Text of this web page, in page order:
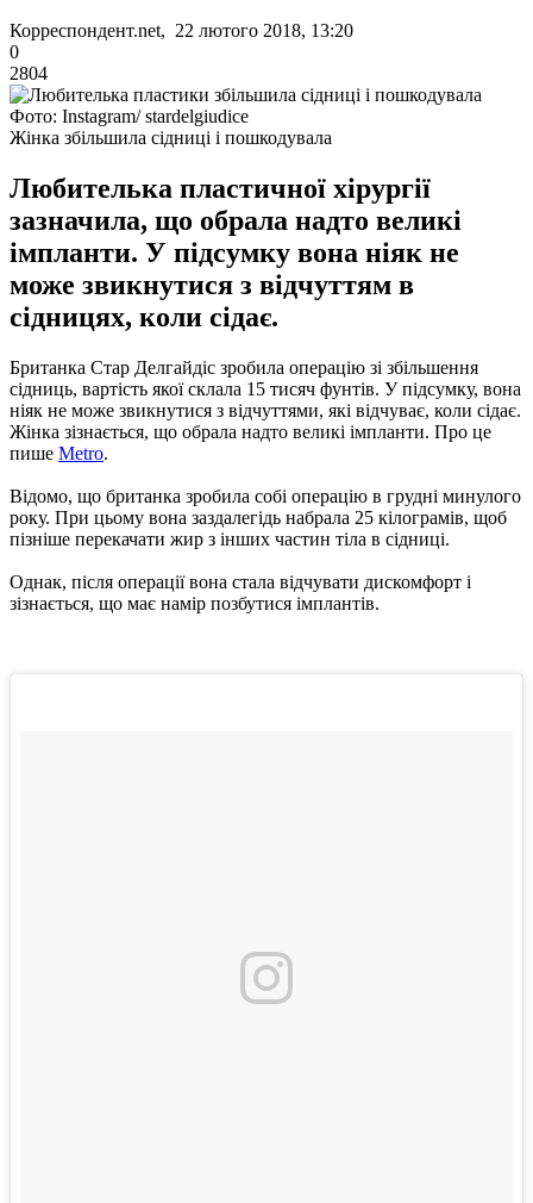
Корреспондент.net, 22 лютого 2018, 13:20
0
2804
Фото: Instagram/ stardelgiudice
Жінка збільшила сідниці і пошкодувала
Любителька пластичної хірургії
зазначила, що обрала надто великі
імпланти. У підсумку вона ніяк не
може звикнутися з відчуттям в
сідницях, коли сідає.
Британка Стар Делгайдіс зробила операцію зі збільшення
сідниць, вартість якої склала 15 тисяч фунтів. У підсумку, вона
ніяк не може звикнутися з відчуттями, які відчуває, коли сідає.
Жінка зізнається, що обрала надто великі імпланти. Про це
пише Metro.
Відомо, що британка зробила собі операцію в грудні минулого
року. При цьому вона заздалегідь набрала 25 кілограмів, щоб
пізніше перекачати жир з інших частин тіла в сідниці.
Однак, після операції вона стала відчувати дискомфорт і
зізнається, що має намір позбутися імплантів.